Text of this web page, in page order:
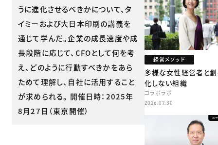
うに進化させるべきかについて、タ
イミーおよび大日本印刷の講義を
通じて学んだ。企業の成長速度や成
長段階に応じて、CFOとして何を考
え、どのように行動すべきかをあら
ためて理解し、自社に活用すること
が求められる。 開催日時：2025年
8月27日（東京開催）
経営メソッド
多様な女性経営者と
化しない組織
コラボラボ
2026.07.30